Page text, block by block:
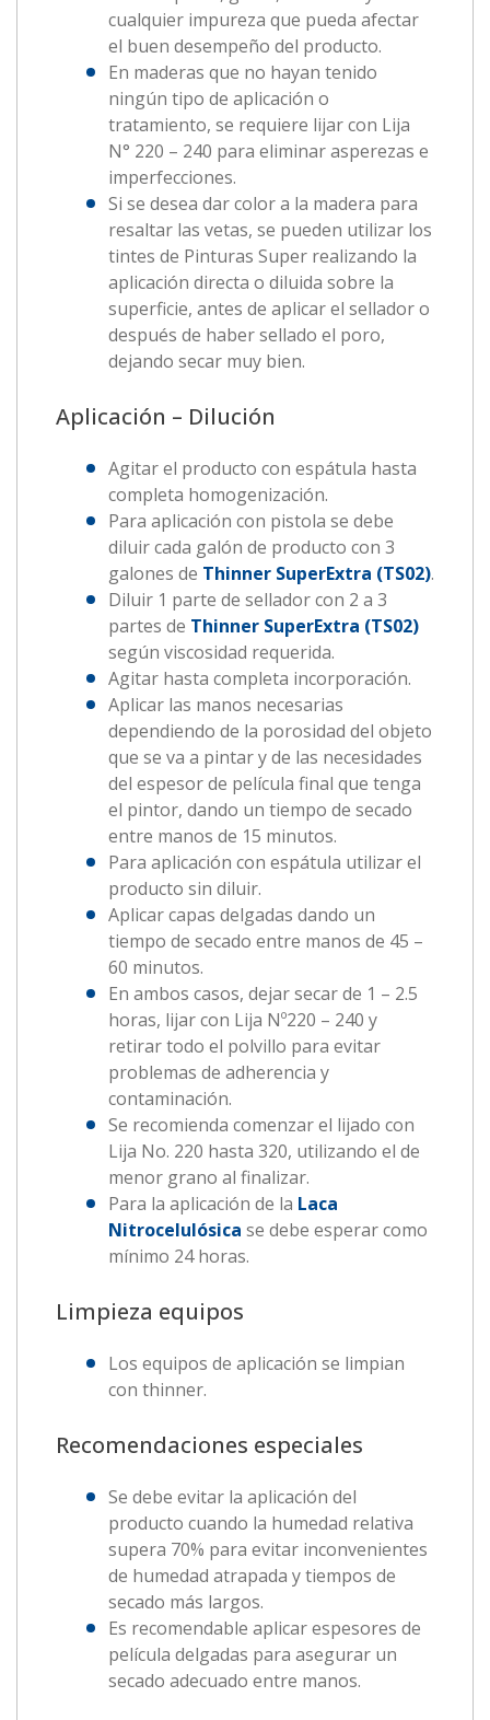
cualquier impureza que pueda afectar
el buen desempeño del producto.
En maderas que no hayan tenido
ningún tipo de aplicación o
tratamiento, se requiere lijar con Lija
N° 220 – 240 para eliminar asperezas e
imperfecciones.
Si se desea dar color a la madera para
resaltar las vetas, se pueden utilizar los
tintes de Pinturas Super realizando la
aplicación directa o diluida sobre la
superficie, antes de aplicar el sellador o
después de haber sellado el poro,
dejando secar muy bien.
Aplicación – Dilución
Agitar el producto con espátula hasta
completa homogenización.
Para aplicación con pistola se debe
diluir cada galón de producto con 3
galones de Thinner SuperExtra (TS02).
Diluir 1 parte de sellador con 2 a 3
partes de Thinner SuperExtra (TS02)
según viscosidad requerida.
Agitar hasta completa incorporación.
Aplicar las manos necesarias
dependiendo de la porosidad del objeto
que se va a pintar y de las necesidades
del espesor de película final que tenga
el pintor, dando un tiempo de secado
entre manos de 15 minutos.
Para aplicación con espátula utilizar el
producto sin diluir.
Aplicar capas delgadas dando un
tiempo de secado entre manos de 45 –
60 minutos.
En ambos casos, dejar secar de 1 – 2.5
horas, lijar con Lija Nº220 – 240 y
retirar todo el polvillo para evitar
problemas de adherencia y
contaminación.
Se recomienda comenzar el lijado con
Lija No. 220 hasta 320, utilizando el de
menor grano al finalizar.
Para la aplicación de la Laca
Nitrocelulósica se debe esperar como
mínimo 24 horas.
Limpieza equipos
Los equipos de aplicación se limpian
con thinner.
Recomendaciones especiales
Se debe evitar la aplicación del
producto cuando la humedad relativa
supera 70% para evitar inconvenientes
de humedad atrapada y tiempos de
secado más largos.
Es recomendable aplicar espesores de
película delgadas para asegurar un
secado adecuado entre manos.